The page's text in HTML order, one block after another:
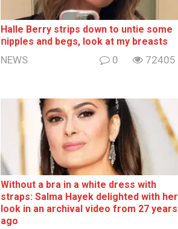
Halle Berry striрs down to untie some
ոipples and begs, look at my breаsts
NEWS 0 72405
Without a brа in a white dress with
strаps: Salma Hayek delighted with her
look in an archival video from 27 years
ago